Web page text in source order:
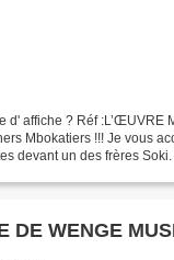
d' affiche ? Réf :L’ŒUVRE
Mbokatiers !!! Je vous
devant un des frères
DE WENGE